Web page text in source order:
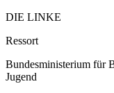
DIE LINKE
Ressort
Bundesministerium für
Jugend